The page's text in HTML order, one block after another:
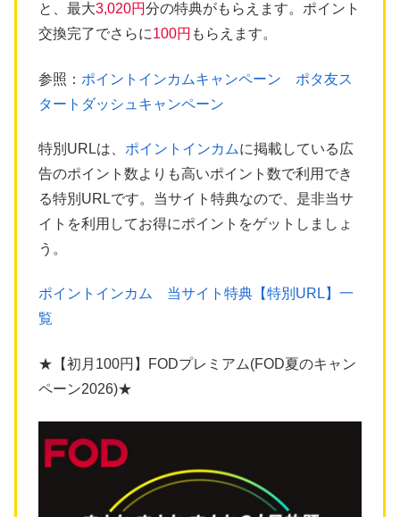
と、最大3,020円分の特典がもらえます。ポイント
交換完了でさらに100円 もらえます。
参照： ポイントインカムキャンペーン ポタ友ス
タートダッシュキャンペーン
特別URLは、 ポイントインカムに掲載している広
告のポイント数よりも高いポイント数で利用でき
る特別URLです。当サイト特典なので、是非当サ
イトを利用してお得にポイントをゲットしましょ
う。
ポイントインカム 当サイト特典【特別URL】一
覧
★【初月100円】FODプレミアム(FOD夏のキャン
ペーン2026)★